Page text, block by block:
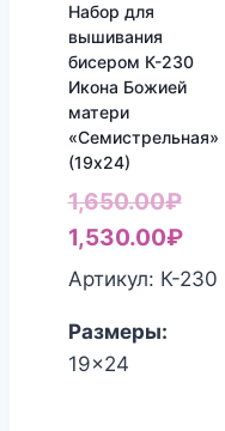
Набор для
вышивания
бисером К-230
Икона Божией
матери
«Семистрельная»
(19х24)
1,650.00₽
цена
1,530.00₽
Артикул: К-230
Размеры:
19x24